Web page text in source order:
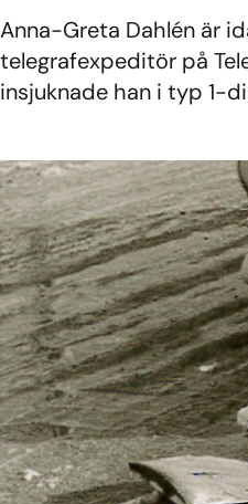
Anna-Greta Dahlén är
telegrafexpeditör på
insjuknade han i typ 1-